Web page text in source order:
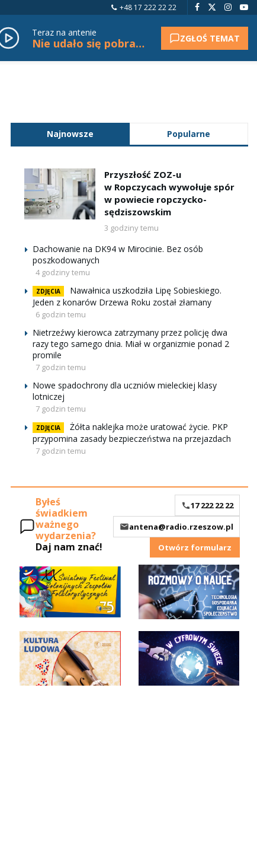
+48 17 222 22 22
Teraz na antenie
Nie udało się pobrać tytułu. ZGŁOŚ TEMAT
Najnowsze Popularne
Przyszłość ZOZ-u
w Ropczycach wywołuje spór
w powiecie ropczycko-
sędziszowskim
3 godziny temu
Dachowanie na DK94 w Mirocinie. Bez osób
poszkodowanych
4 godziny temu
ZDJĘCIA
Nawałnica uszkodziła Lipę Sobieskiego.
Jeden z konarów Drzewa Roku został złamany
6 godzin temu
Nietrzeźwy kierowca zatrzymany przez policję dwa
razy tego samego dnia. Miał w organizmie ponad 2
promile
7 godzin temu
Nowe spadochrony dla uczniów mieleckiej klasy
lotniczej
7 godzin temu
ZDJĘCIA
Żółta naklejka może uratować życie. PKP
przypomina zasady bezpieczeństwa na przejazdach
7 godzin temu
Byłeś
świadkiem
ważnego
wydarzenia?
Daj nam znać!
17 222 22 22
antena@radio.rzeszow.pl
Otwórz formularz